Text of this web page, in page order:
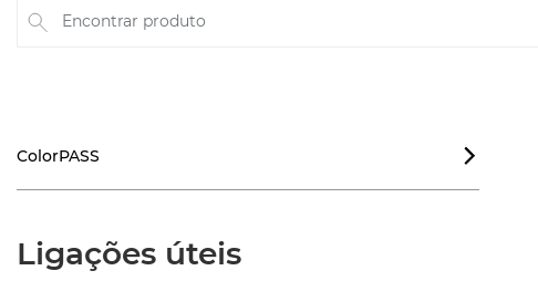
Encontrar produto
ColorPASS 
Ligações úteis